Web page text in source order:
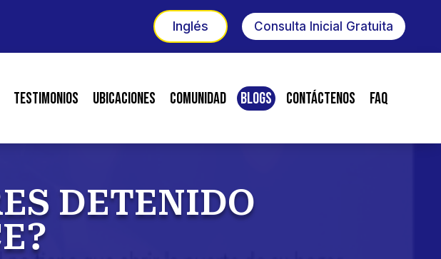
Inglés Consulta Inicial Gratuita
Testimonios Ubicaciones Comunidad Blogs Contáctenos FAQ
DETENIDO